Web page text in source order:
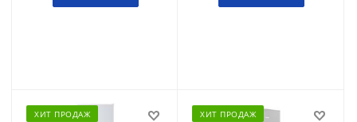
ХИТ ПРОДАЖ ХИТ ПРОДАЖ